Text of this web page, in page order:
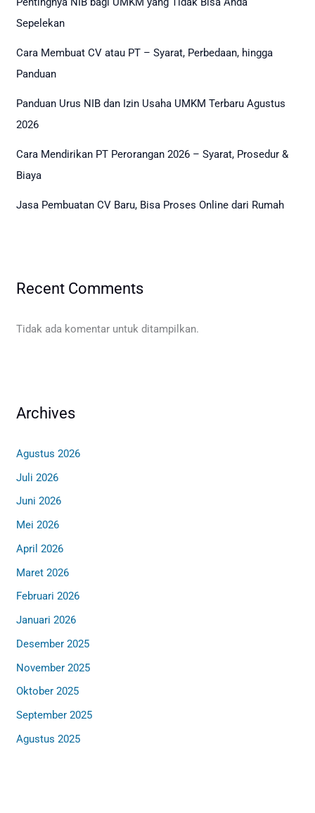
Sepelekan
Cara Membuat CV atau PT – Syarat, Perbedaan, hingga
Panduan
Panduan Urus NIB dan Izin Usaha UMKM Terbaru Agustus
2026
Cara Mendirikan PT Perorangan 2026 – Syarat, Prosedur &
Biaya
Jasa Pembuatan CV Baru, Bisa Proses Online dari Rumah
Recent Comments
Tidak ada komentar untuk ditampilkan.
Archives
Agustus 2026
Juli 2026
Juni 2026
Mei 2026
April 2026
Maret 2026
Februari 2026
Januari 2026
Desember 2025
November 2025
Oktober 2025
September 2025
Agustus 2025